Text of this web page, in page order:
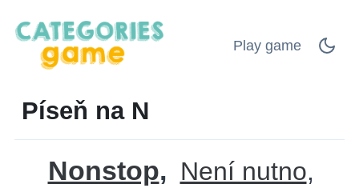
Play game
Píseň na N
Nonstop
Není nutno